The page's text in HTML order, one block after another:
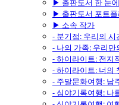
▶ 출판도서 한 눈
▶ 출판도서 포트폴
▶ 소속 작가
- 분기점: 우리의 시
- 나의 가족: 우리만
- 하이라이트: 전지
- 하이라이트: 너의
- 주말문화여행: 남
- 심야기록여행: 나